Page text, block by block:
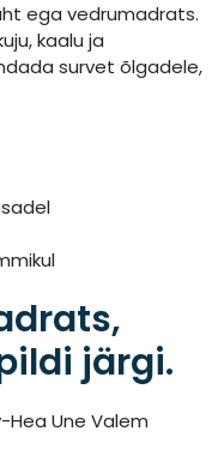
ega vedrumadrats.
kaalu ja
survet õlgadele,
järgi.
Une Valem